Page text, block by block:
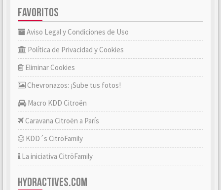
FAVORITOS
Aviso Legal y Condiciones de Uso
Política de Privacidad y Cookies
Eliminar Cookies
Chevronazos: ¡Sube tus fotos!
Macro KDD Citroën
Caravana Citroën a París
KDD´s CitröFamily
La iniciativa CitröFamily
HYDRACTIVES.COM